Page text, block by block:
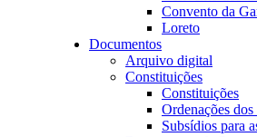
Convento da
Loreto
Documentos
Arquivo digital
Constituições
Constituições
Ordenações
Subsídios para